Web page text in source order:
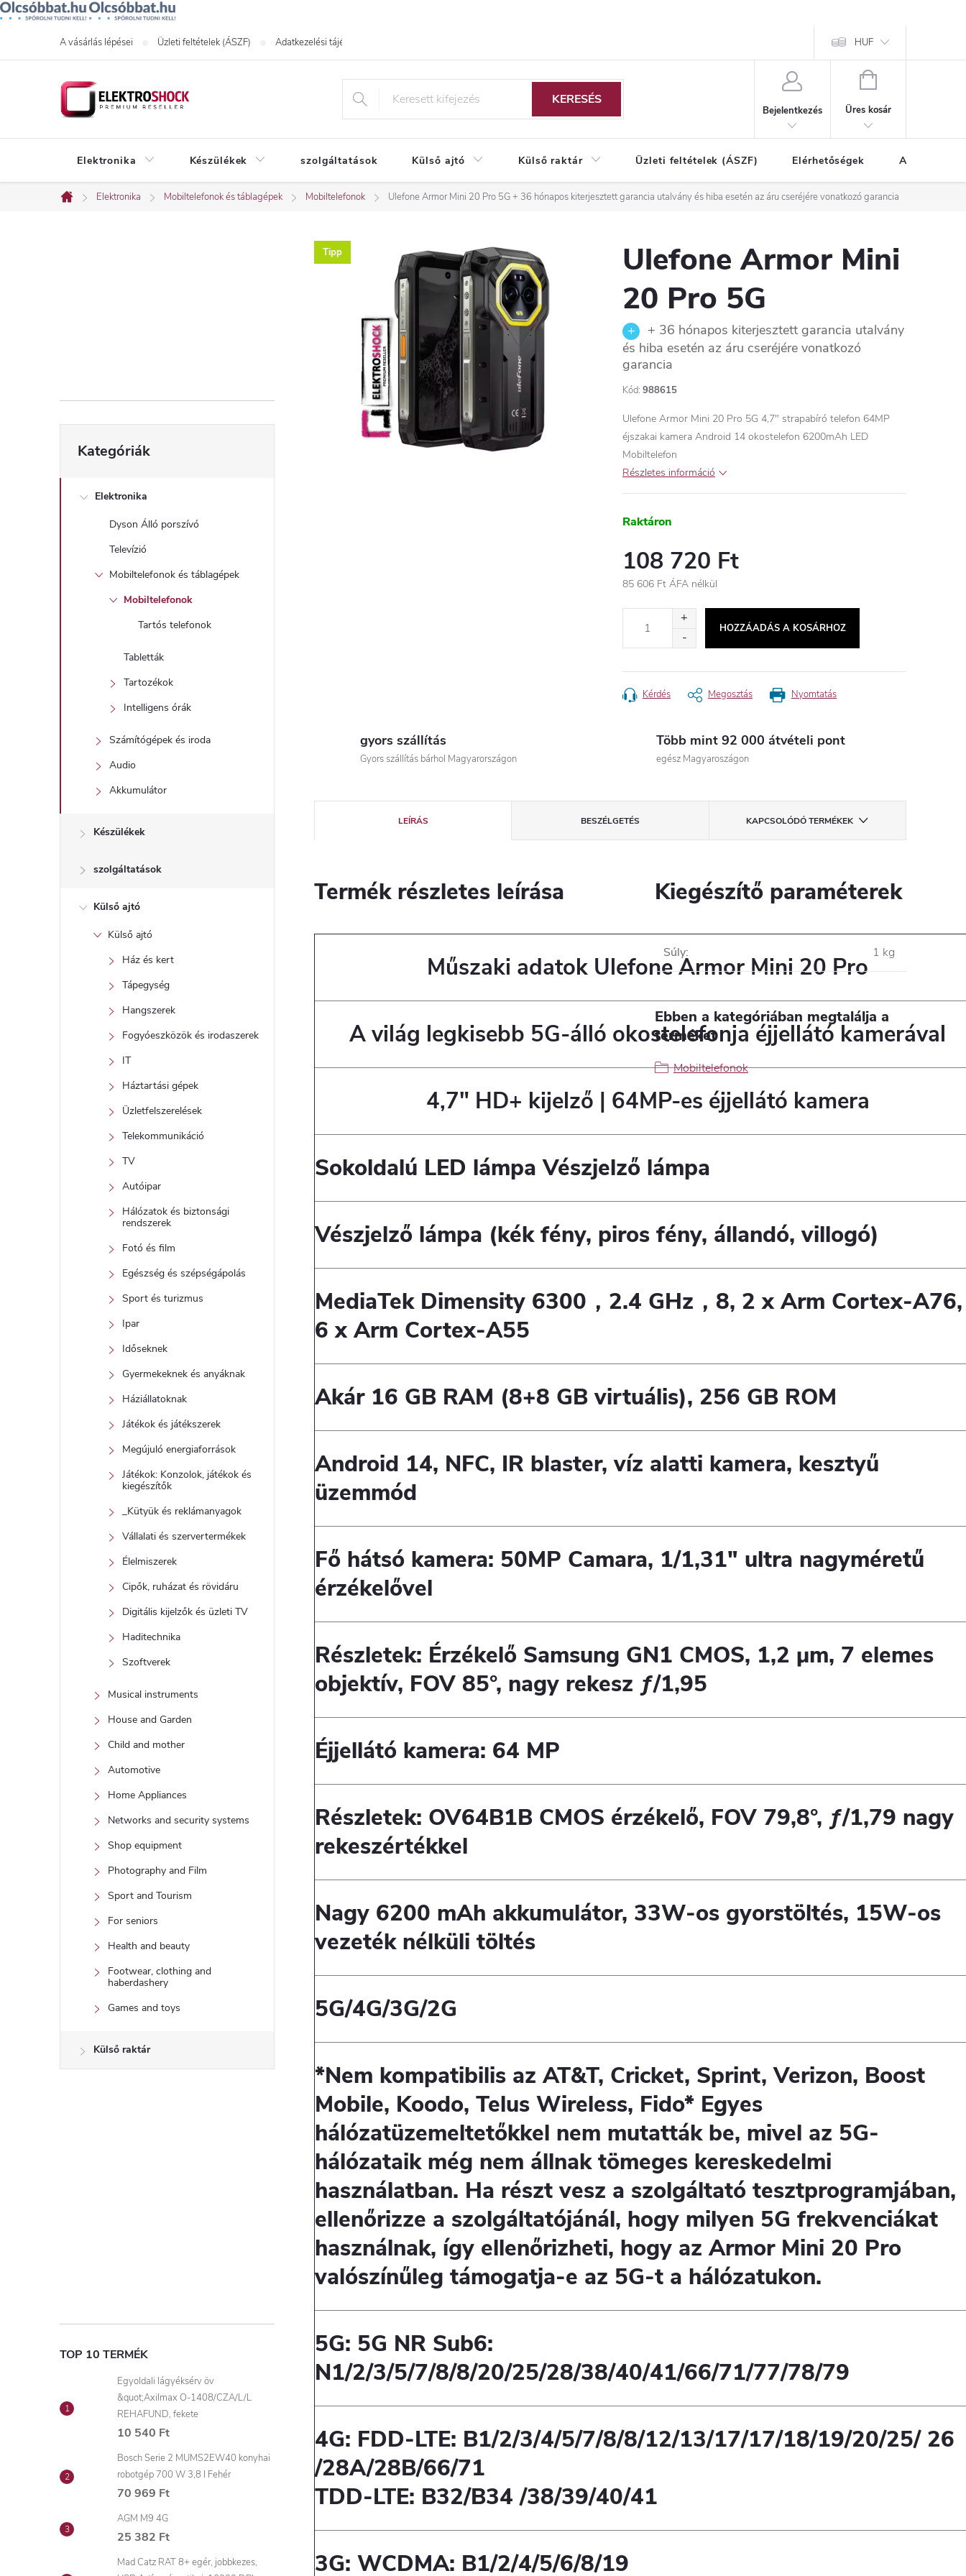
A vásárlás lépései Üzleti feltételek (ÁSZF) Adatkezelési tájékoztató HUF
KERESÉS
Bejelentkezés
KOSÁR
Üres kosár
Elektronika Készülékek szolgáltatások Külső ajtó Külső raktár Üzleti feltételek (ÁSZF) Elérhetőségek A vásárlás
Kezdőlap
Elektronika Mobiltelefonok és táblagépek Mobiltelefonok Ulefone Armor Mini 20 Pro 5G+ 36 hónapos kiterjesztett garancia utalvány és hiba esetén az áru cseréjére vonatkozó garancia
l
s
ó átugrása
Kategóriák
Elektronika
Dyson Álló porszívó
Televízió
Mobiltelefonok és táblagépek
Mobiltelefonok
Tartós telefonok
Tabletták
Tartozékok
Intelligens órák
Számítógépek és iroda
Audio
Akkumulátor
Készülékek
szolgáltatások
Külső ajtó
Külső ajtó
Ház és kert
Tápegység
Hangszerek
Fogyóeszközök és irodaszerek
IT
Háztartási gépek
Üzletfelszerelések
Telekommunikáció
TV
Autóipar
Hálózatok és biztonsági
rendszerek
Fotó és film
Egészség és szépségápolás
Sport és turizmus
Ipar
Időseknek
Gyermekeknek és anyáknak
Háziállatoknak
Játékok és játékszerek
Megújuló energiaforrások
Játékok: Konzolok, játékok és
kiegészítők
_Kütyük és reklámanyagok
Vállalati és szervertermékek
Élelmiszerek
Cipők, ruházat és rövidáru
Digitális kijelzők és üzleti TV
Haditechnika
Szoftverek
Musical instruments
House and Garden
Child and mother
Automotive
Home Appliances
Networks and security systems
Shop equipment
Photography and Film
Sport and Tourism
For seniors
Health and beauty
Footwear, clothing and
haberdashery
Games and toys
Külső raktár
TOP 10 TERMÉK
Egyoldali lágyéksérv öv
&quot;Axilmax O-1408/CZA/L/L
REHAFUND, fekete
10 540 Ft
Bosch Serie 2 MUMS2EW40 konyhai
robotgép 700 W 3,8 l Fehér
70 969 Ft
AGM M9 4G
25 382 Ft
Mad Catz RAT 8+ egér, jobbkezes,
Tipp
Ulefone Armor Mini
20 Pro 5G
+ 36 hónapos kiterjesztett garancia utalvány
és hiba esetén az áru cseréjére vonatkozó
garancia
Kód: 988615
Ulefone Armor Mini 20 Pro 5G 4,7" strapabíró telefon 64MP
éjszakai kamera Android 14 okostelefon 6200mAh LED
Mobiltelefon
Részletes információ
Raktáron
108 720 Ft
85 606 Ft ÁFA nélkül
HOZZÁADÁS A KOSÁRHOZ
Nyomtatás
Kérdés Megosztás
gyors szállítás
Gyors szállítás bárhol Magyarországon
Több mint 92 000 átvételi pont
egész Magyaroszágon
LEÍRÁS BESZÉLGETÉS KAPCSOLÓDÓ TERMÉKEK
Termék részletes leírása
Műszaki adatok Ulefone Armor Mini 20 Pro
A világ legkisebb 5G-álló okostelefonja éjjellátó kamerával
4,7" HD+ kijelző | 64MP-es éjjellátó kamera
Sokoldalú LED lámpa Vészjelző lámpa
Vészjelző lámpa (kék fény, piros fény, állandó, villogó)
MediaTek Dimensity 6300，2.4 GHz，8, 2 x Arm Cortex-A76,
6 x Arm Cortex-A55
Akár 16 GB RAM (8+8 GB virtuális), 256 GB ROM
Android 14, NFC, IR blaster, víz alatti kamera, kesztyű
üzemmód
Fő hátsó kamera: 50MP Camara, 1/1,31" ultra nagyméretű
érzékelővel
Részletek: Érzékelő Samsung GN1 CMOS, 1,2 μm, 7 elemes
objektív, FOV 85°, nagy rekesz ƒ/1,95
Éjjellátó kamera: 64 MP
Részletek: OV64B1B CMOS érzékelő, FOV 79,8°, ƒ/1,79 nagy
rekeszértékkel
Nagy 6200 mAh akkumulátor, 33W-os gyorstöltés, 15W-os
vezeték nélküli töltés
5G/4G/3G/2G
*Nem kompatibilis az AT&T, Cricket, Sprint, Verizon, Boost
Mobile, Koodo, Telus Wireless, Fido* Egyes
hálózatüzemeltetőkkel nem mutatták be, mivel az 5G-
hálózataik még nem állnak tömeges kereskedelmi
használatban. Ha részt vesz a szolgáltató tesztprogramjában,
ellenőrizze a szolgáltatójánál, hogy milyen 5G frekvenciákat
használnak, így ellenőrizheti, hogy az Armor Mini 20 Pro
valószínűleg támogatja-e az 5G-t a hálózatukon.
5G: 5G NR Sub6:
N1/2/3/5/7/8/8/20/25/28/38/40/41/66/71/77/78/79
4G: FDD-LTE: B1/2/3/4/5/7/8/8/12/13/17/17/18/19/20/25/ 26
/28A/28B/66/71
TDD-LTE: B32/B34 /38/39/40/41
3G: WCDMA: B1/2/4/5/6/8/19
Kiegészítő paraméterek
Súly: 1 kg
Ebben a kategóriában megtalálja a
terméket
Mobiltelefonok